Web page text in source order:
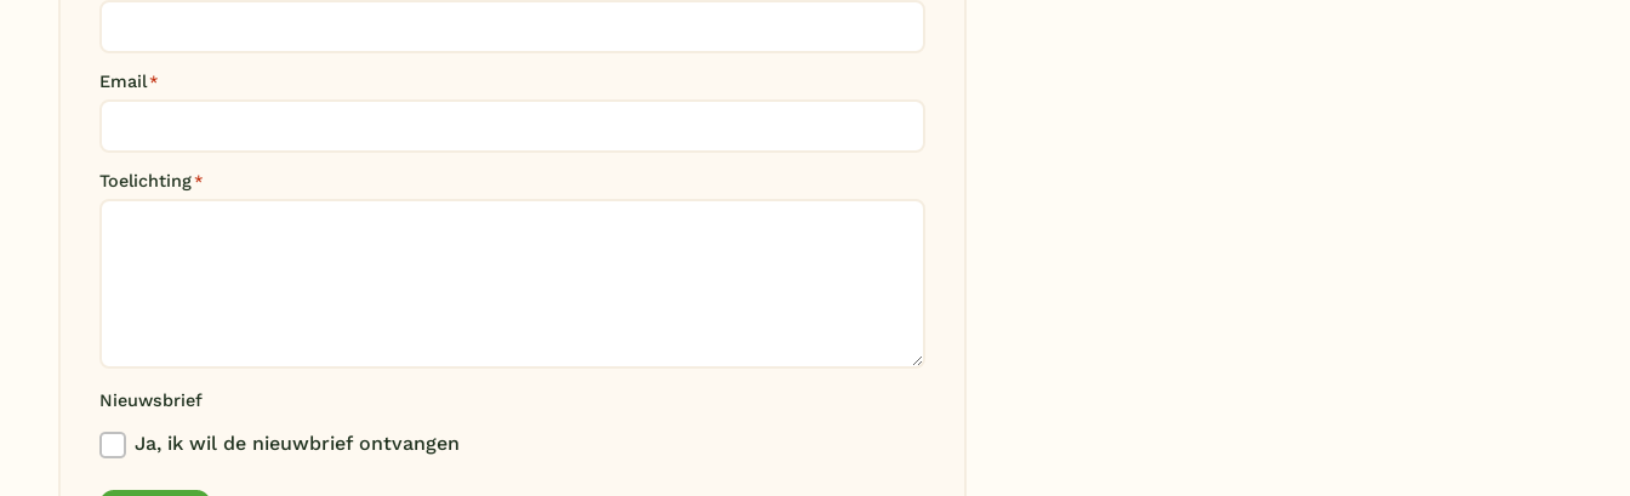
Email*
Toelichting*
Nieuwsbrief
Ja, ik wil de nieuwbrief ontvangen